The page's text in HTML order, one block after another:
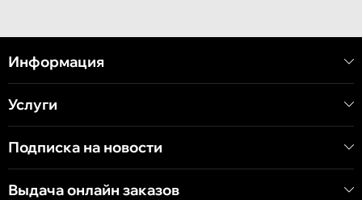
Информация
Услуги
Подписка на новости
Выдача онлайн заказов